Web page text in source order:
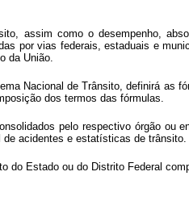
assim como o desempenho,
por vias federais, estaduais e
da União.
Nacional de Trânsito, definirá as
dos termos das fórmulas.
pelo respectivo órgão ou
de acidentes e estatísticas de trânsito.
Estado ou do Distrito Federal